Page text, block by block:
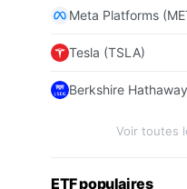
Meta Platforms
Tesla (TSLA)
Berkshire
Voir toutes
ETF populaires